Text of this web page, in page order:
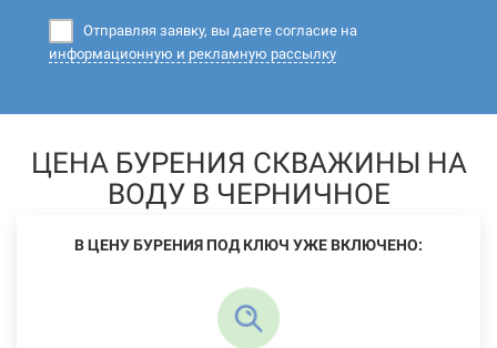
Отправляя заявку, вы даете согласие на
информационную и рекламную рассылку
ЦЕНА БУРЕНИЯ СКВАЖИНЫ НА
ВОДУ В ЧЕРНИЧНОЕ
В ЦЕНУ БУРЕНИЯ ПОД КЛЮЧ УЖЕ ВКЛЮЧЕНО: